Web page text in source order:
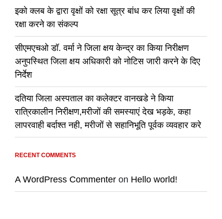
इको क्लब के द्वारा वृक्षों को रक्षा सूत्र बांध कर लिया वृक्षों की
रक्षा करने का संकल्प
सीएमएचओ डॉ. वर्मा ने जिला क्षय केन्द्र का किया निरीक्षण
अनुपस्थित जिला क्षय अधिकारी को नोटिस जारी करने के दिए
निर्देश
दतिया जिला अस्पताल का कलेक्टर वानखडे ने किया
रात्रिकालीन निरीक्षण,मरीजों की समस्याएं देख भड़के, कहा
लापरवाही बर्दाश्त नही, मरीजों से सहानिभूति पूर्वक व्यवहार करे
RECENT COMMENTS
A WordPress Commenter on Hello world!